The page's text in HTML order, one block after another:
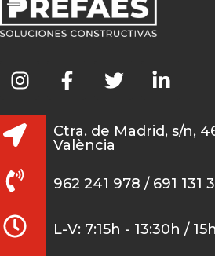
Ctra. de Madrid, s/n,
València
962 241 978 / 691 131
L-V: 7:15h - 13:30h /